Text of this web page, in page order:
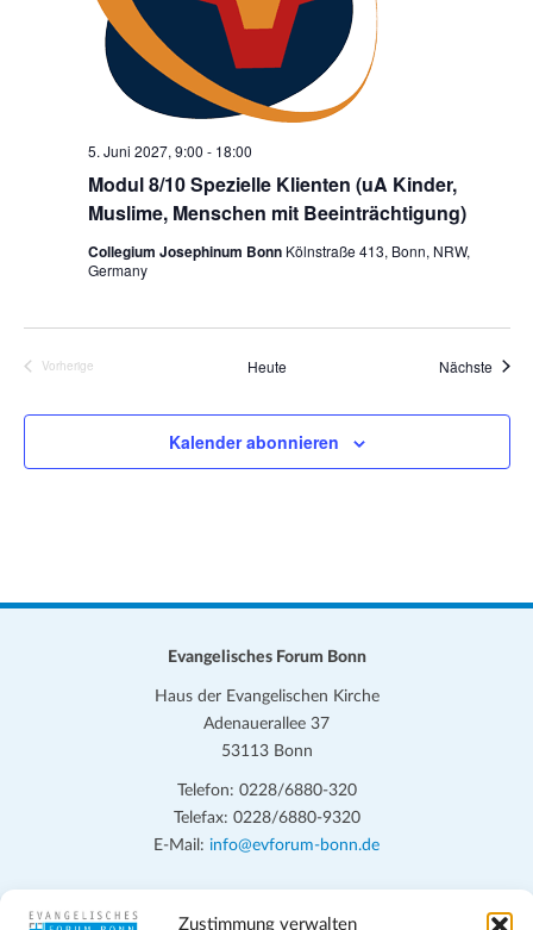
Zustimmung verwalten
Modul 8/10 Spezielle Klienten (uA Kinder,
Muslime, Menschen mit Beeinträchtigung)
5. Juni 2027, 9:00 - 18:00
Collegium Josephinum Bonn Kölnstraße 413, Bonn, NRW,
Germany
Vorherige
Heute Nächste
Kalender abonnieren
Evangelisches Forum Bonn
Haus der Evangelischen Kirche
Adenauerallee 37
53113 Bonn
Telefon: 0228/6880-320
Telefax: 0228/6880-9320
E-Mail: info@evforum-bonn.de
Veranstaltungen und den Angeboten vor Ort auf Grundfragen des